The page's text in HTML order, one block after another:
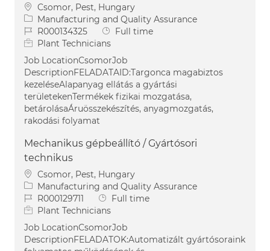
Location
Csomor, Pest, Hungary
Category
Manufacturing and Quality Assurance
Job IdR000134325 Job Type
Full time
Plant Technicians
Job LocationCsomorJob
DescriptionFELADATAID:Targonca magabiztos
kezeléseAlapanyag ellátás a gyártási
területekenTermékek fizikai mozgatása,
betárolásaÁruösszekészítés, anyagmozgatás,
rakodási folyamat
Mechanikus gépbeállító / Gyártósori
technikus
Location
Csomor, Pest, Hungary
Category
Manufacturing and Quality Assurance
Job IdR000129711 Job Type
Full time
Plant Technicians
Job LocationCsomorJob
DescriptionFELADATOK:Automatizált gyártósoraink